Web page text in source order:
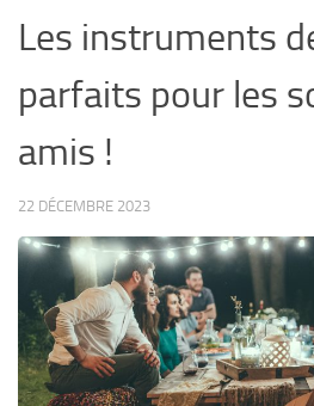
Les instruments
parfaits pour les
amis !
22 DÉCEMBRE 2023